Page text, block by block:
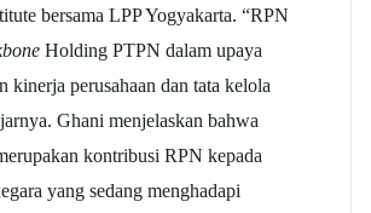
bersama LPP Yogyakarta. “RPN
Holding PTPN dalam upaya
kinerja perusahaan dan tata kelola
Ghani menjelaskan bahwa
kontribusi RPN kepada
yang sedang menghadapi